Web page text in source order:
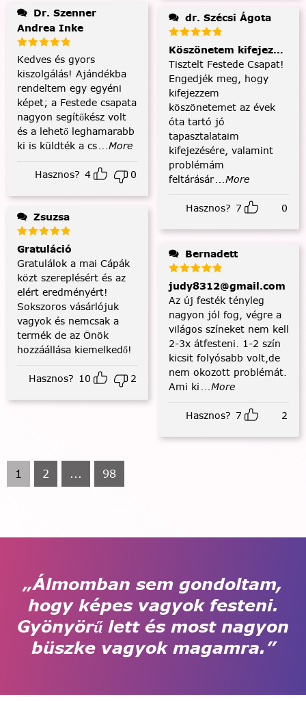
Andrea Inke
Kedves és gyors
kiszolgálás! Ajándékba
rendeltem egy egyéni
képet; a Festede csapata
nagyon segítőkész volt
és a lehető leghamarabb
ki is küldték a cs...More
Hasznos? 4 0
Zsuzsa
Gratuláció
Gratulálok a mai Cápák
közt szereplésért és az
elért eredményért!
Sokszoros vásárlójuk
vagyok és nemcsak a
termék de az Önök
hozzáállása kiemelkedő!
Hasznos? 10 2
dr. Szécsi Ágota
Köszönetem kifejezése
Tisztelt Festede Csapat!
Engedjék meg, hogy
kifejezzem
köszönetemet az évek
óta tartó jó
tapasztalataim
kifejezésére, valamint
problémám
feltárásár...More
Hasznos? 7 0
Bernadett
judy8312@gmail.com
Az új festék tényleg
nagyon jól fog, végre a
világos színeket nem kell
2-3x átfesteni. 1-2 szín
kicsit folyósabb volt,de
nem okozott problémát.
Ami ki ...More
Hasznos? 7 2
1 2 ... 98
„Álmomban sem gondoltam,
hogy képes vagyok festeni.
Gyönyörű lett és most nagyon
büszke vagyok magamra.”